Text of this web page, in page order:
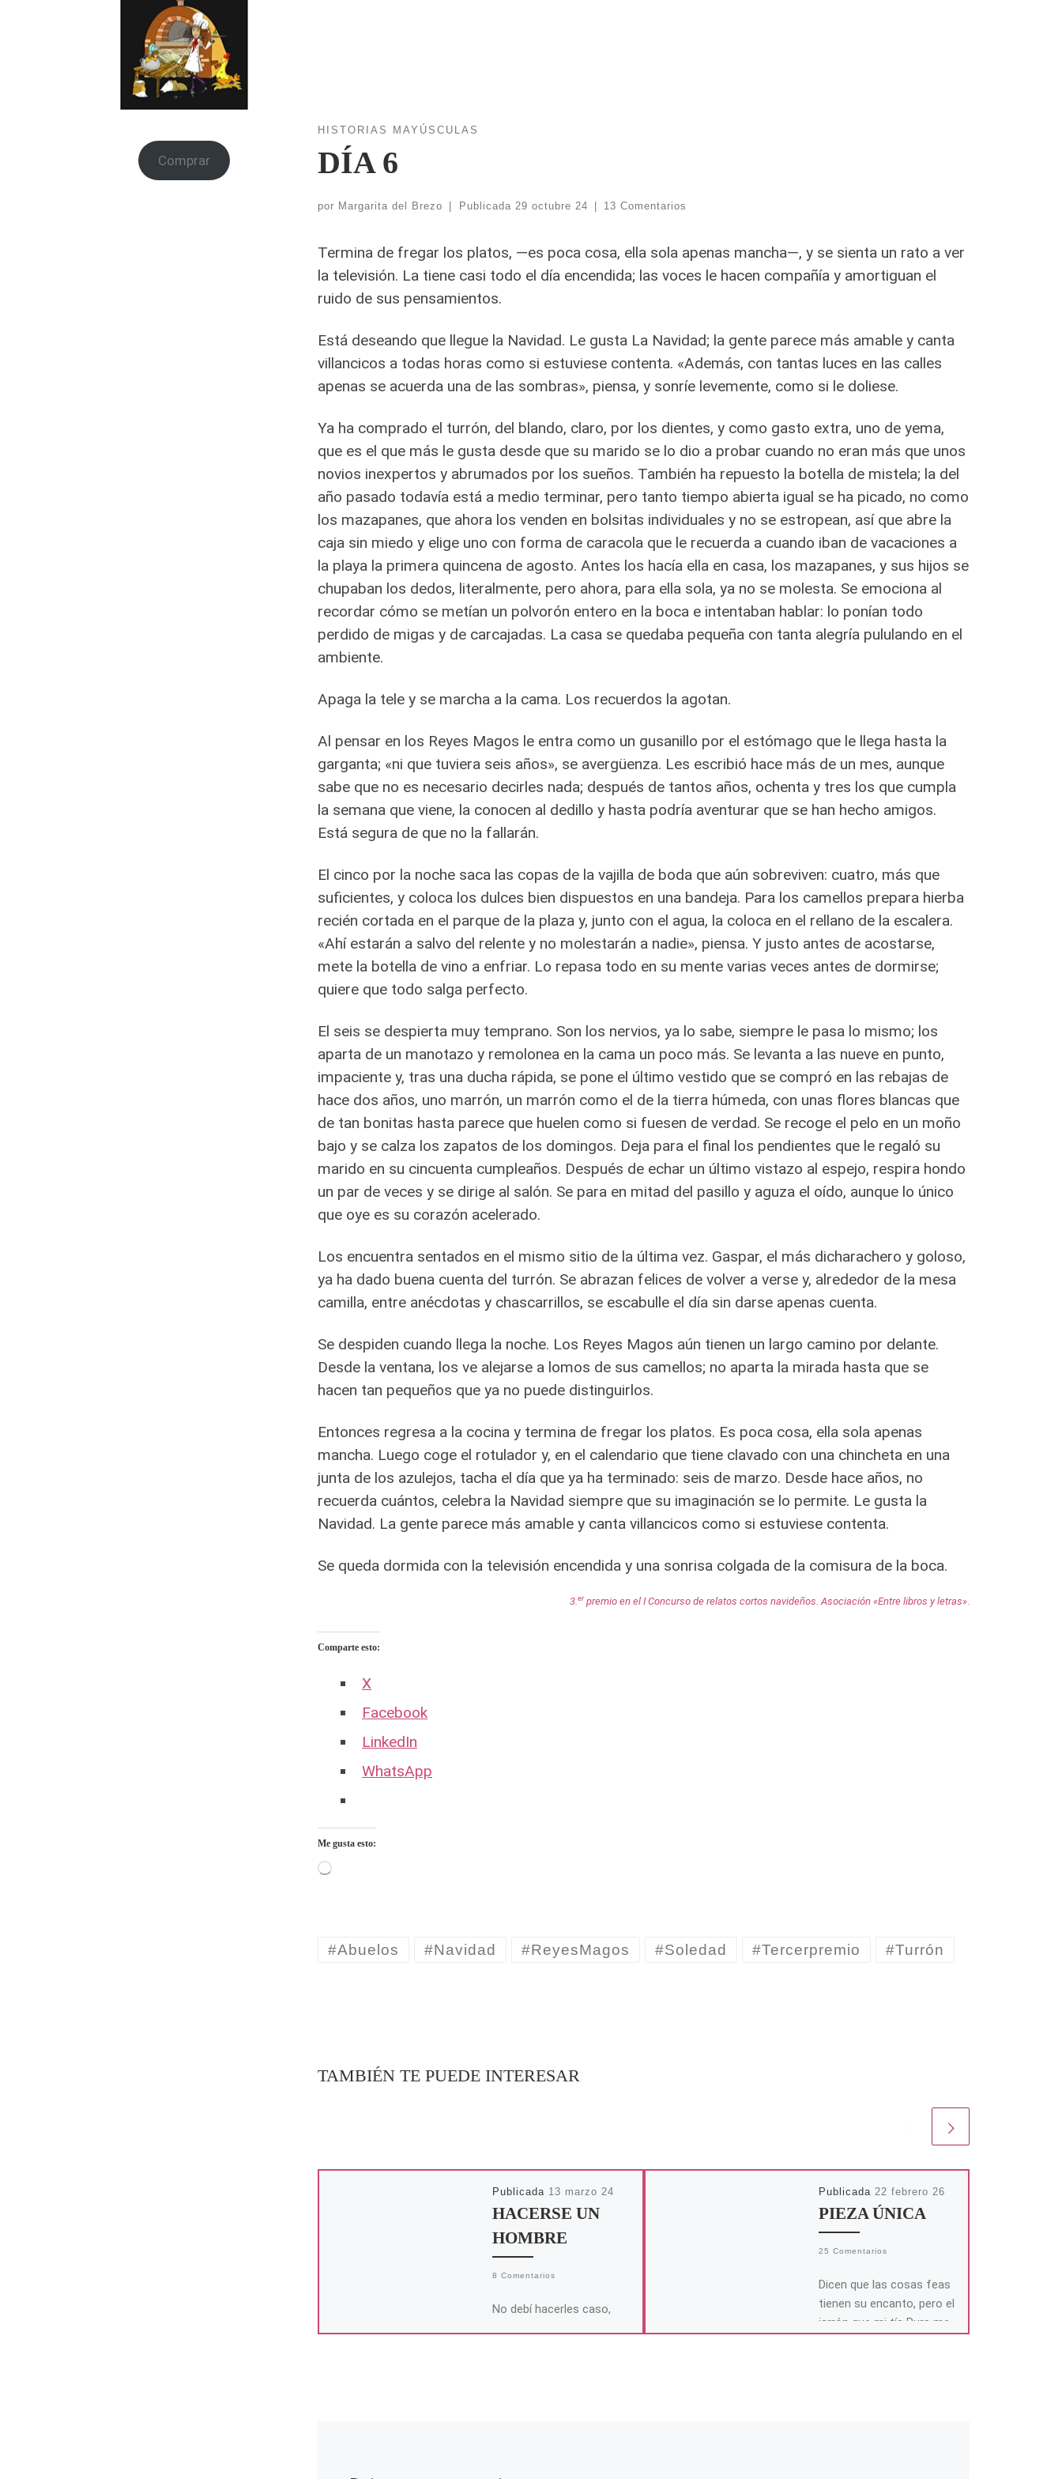
HISTORIAS MAYÚSCULAS
DÍA 6
por Margarita del Brezo Publicada 29 octubre 24 13 Comentarios
Termina de fregar los platos, —es poca cosa, ella sola apenas mancha—, y se sienta un rato a ver
la televisión. La tiene casi todo el día encendida; las voces le hacen compañía y amortiguan el
ruido de sus pensamientos.
Está deseando que llegue la Navidad. Le gusta La Navidad; la gente parece más amable y canta
villancicos a todas horas como si estuviese contenta. «Además, con tantas luces en las calles
apenas se acuerda una de las sombras», piensa, y sonríe levemente, como si le doliese.
Ya ha comprado el turrón, del blando, claro, por los dientes, y como gasto extra, uno de yema,
que es el que más le gusta desde que su marido se lo dio a probar cuando no eran más que unos
novios inexpertos y abrumados por los sueños. También ha repuesto la botella de mistela; la del
año pasado todavía está a medio terminar, pero tanto tiempo abierta igual se ha picado, no como
los mazapanes, que ahora los venden en bolsitas individuales y no se estropean, así que abre la
caja sin miedo y elige uno con forma de caracola que le recuerda a cuando iban de vacaciones a
la playa la primera quincena de agosto. Antes los hacía ella en casa, los mazapanes, y sus hijos se
chupaban los dedos, literalmente, pero ahora, para ella sola, ya no se molesta. Se emociona al
recordar cómo se metían un polvorón entero en la boca e intentaban hablar: lo ponían todo
perdido de migas y de carcajadas. La casa se quedaba pequeña con tanta alegría pululando en el
ambiente.
Apaga la tele y se marcha a la cama. Los recuerdos la agotan.
Al pensar en los Reyes Magos le entra como un gusanillo por el estómago que le llega hasta la
garganta; «ni que tuviera seis años», se avergüenza. Les escribió hace más de un mes, aunque
sabe que no es necesario decirles nada; después de tantos años, ochenta y tres los que cumpla
la semana que viene, la conocen al dedillo y hasta podría aventurar que se han hecho amigos.
Está segura de que no la fallarán.
El cinco por la noche saca las copas de la vajilla de boda que aún sobreviven: cuatro, más que
suficientes, y coloca los dulces bien dispuestos en una bandeja. Para los camellos prepara hierba
recién cortada en el parque de la plaza y, junto con el agua, la coloca en el rellano de la escalera.
«Ahí estarán a salvo del relente y no molestarán a nadie», piensa. Y justo antes de acostarse,
mete la botella de vino a enfriar. Lo repasa todo en su mente varias veces antes de dormirse;
quiere que todo salga perfecto.
El seis se despierta muy temprano. Son los nervios, ya lo sabe, siempre le pasa lo mismo; los
aparta de un manotazo y remolonea en la cama un poco más. Se levanta a las nueve en punto,
impaciente y, tras una ducha rápida, se pone el último vestido que se compró en las rebajas de
hace dos años, uno marrón, un marrón como el de la tierra húmeda, con unas flores blancas que
de tan bonitas hasta parece que huelen como si fuesen de verdad. Se recoge el pelo en un moño
bajo y se calza los zapatos de los domingos. Deja para el final los pendientes que le regaló su
marido en su cincuenta cumpleaños. Después de echar un último vistazo al espejo, respira hondo
un par de veces y se dirige al salón. Se para en mitad del pasillo y aguza el oído, aunque lo único
que oye es su corazón acelerado.
Los encuentra sentados en el mismo sitio de la última vez. Gaspar, el más dicharachero y goloso,
ya ha dado buena cuenta del turrón. Se abrazan felices de volver a verse y, alrededor de la mesa
camilla, entre anécdotas y chascarrillos, se escabulle el día sin darse apenas cuenta.
Se despiden cuando llega la noche. Los Reyes Magos aún tienen un largo camino por delante.
Desde la ventana, los ve alejarse a lomos de sus camellos; no aparta la mirada hasta que se
hacen tan pequeños que ya no puede distinguirlos.
Entonces regresa a la cocina y termina de fregar los platos. Es poca cosa, ella sola apenas
mancha. Luego coge el rotulador y, en el calendario que tiene clavado con una chincheta en una
junta de los azulejos, tacha el día que ya ha terminado: seis de marzo. Desde hace años, no
recuerda cuántos, celebra la Navidad siempre que su imaginación se lo permite. Le gusta la
Navidad. La gente parece más amable y canta villancicos como si estuviese contenta.
Se queda dormida con la televisión encendida y una sonrisa colgada de la comisura de la boca.
3.erpremio en el I Concurso de relatos cortos navideños. Asociación «Entre libros y letras».
Comparte esto:
X
Facebook
LinkedIn
WhatsApp
Me gusta esto:
Cargando...
#Abuelos #Navidad #ReyesMagos #Soledad #Tercerpremio #Turrón
TAMBIÉN TE PUEDE INTERESAR
Publicada 13 marzo 24
HACERSE UN
HOMBRE
8 Comentarios
No debí hacerles caso,
Publicada 22 febrero 26
PIEZA ÚNICA
25 Comentarios
Dicen que las cosas feas
tienen su encanto, pero el
jarrón que mi tía Pura me
Comprar